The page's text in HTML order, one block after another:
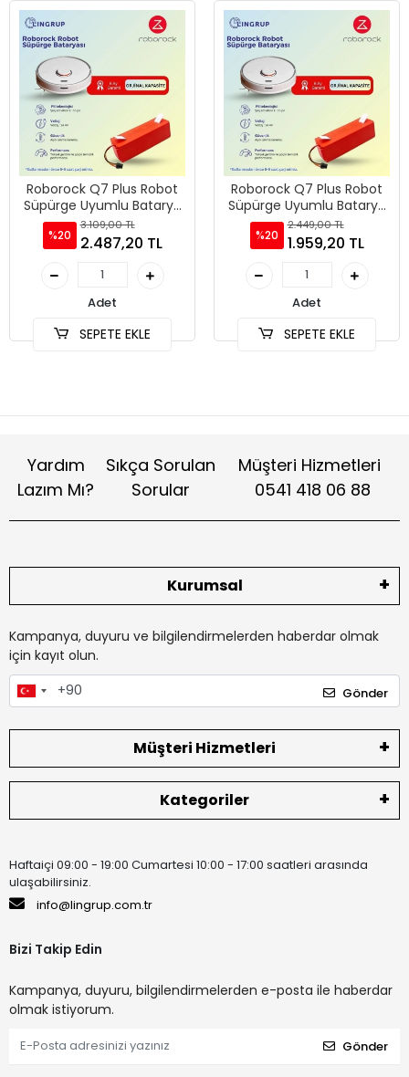
Roborock Q7 Plus Robot
Süpürge Uyumlu Batarya
5800 mAh -
%20
3.109,00 TL
2.487,20 TL
Adet
SEPETE EKLE
Roborock Q7 Plus Robot
Süpürge Uyumlu Batarya
5200 mAh -
%20
2.449,00 TL
1.959,20 TL
Adet
SEPETE EKLE
Yardım
Lazım Mı?
Sıkça Sorulan
Sorular
Müşteri Hizmetleri
0541 418 06 88
Kurumsal
Kampanya, duyuru ve bilgilendirmelerden haberdar olmak
için kayıt olun.
Gönder
Müşteri Hizmetleri
Kategoriler
Haftaiçi 09:00 - 19:00 Cumartesi 10:00 - 17:00 saatleri arasında
ulaşabilirsiniz.
info@lingrup.com.tr
Bizi Takip Edin
Kampanya, duyuru, bilgilendirmelerden e-posta ile haberdar
olmak istiyorum.
Gönder